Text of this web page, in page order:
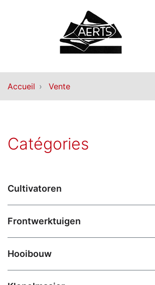
Accueil Vente
Catégories
Cultivatoren
Frontwerktuigen
Hooibouw